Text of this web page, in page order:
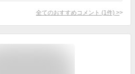
全てのおすすめコメント (1 件) >